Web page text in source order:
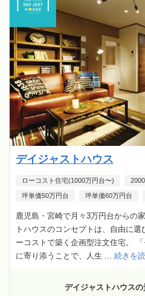
デイジャストハウス
ローコスト住宅(1000万円台〜)
坪単価50万円台 坪単価60万円台
鹿児島・宮崎で月々3万円台からの
トハウスのコンセプトは、自由に
ーコストで築く企画型注文住宅。
に寄り添うことで、人生 ... 続きを
デイジャストハウス